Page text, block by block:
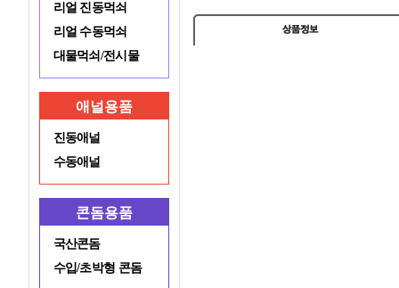
리얼 진동먹쇠
리얼 수동먹쇠
대물먹쇠/전시물
애널용품
진동애널
수동애널
콘돔용품
국산콘돔
수입/초박형 콘돔